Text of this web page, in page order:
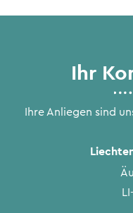
Ihr
Ihre Anliegen sind